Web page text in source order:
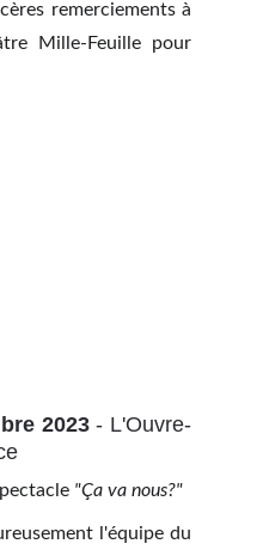
remerciements à
Mille-Feuille pour
"Ça va nous?"
l'équipe du
2023- L'Ouvre-